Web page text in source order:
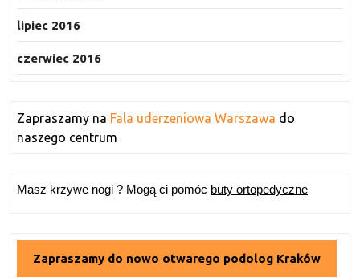
lipiec 2016
czerwiec 2016
Zapraszamy na Fala uderzeniowa Warszawa do
naszego centrum
Masz krzywe nogi ? Mogą ci pomóc buty ortopedyczne
Zapraszamy do nowo otwarego podolog Kraków